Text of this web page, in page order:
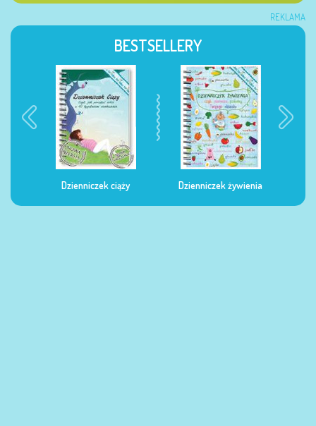
REKLAMA
BESTSELLERY
Dzienniczek ciąży Dzienniczek żywienia